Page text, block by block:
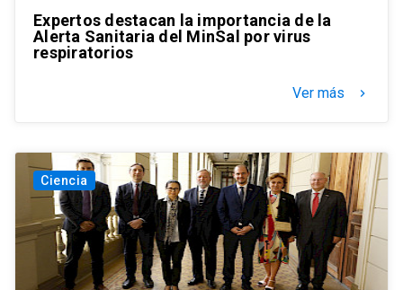
Expertos destacan la importancia de la
Alerta Sanitaria del MinSal por virus
respiratorios
Ver más keyboard_arrow_right
Ciencia